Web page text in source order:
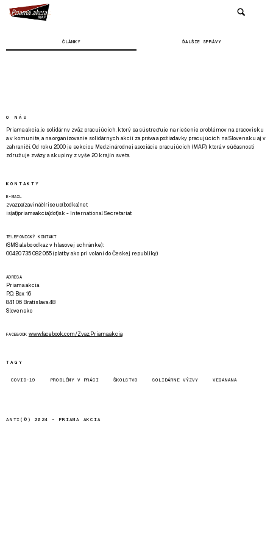
ČLÁNKY ĎALŠIE SPRÁVY
O NÁS
Priama akcia je solidárny zväz pracujúcich, ktorý sa sústreďuje na riešenie problémov na pracovisku
a v komunite, a na organizovanie solidárnych akcií za práva a požiadavky pracujúcich na Slovensku aj v
zahraničí. Od roku 2000 je sekciou Medzinárodnej asociácie pracujúcich (MAP), ktorá v súčasnosti
združuje zväzy a skupiny z vyše 20 krajín sveta.
KONTAKTY
E-MAIL
zvazpa(zavináč)riseup(bodka)net
is(at)priamaakcia(dot)sk - International Secretariat
TELEFONICKÝ KONTAKT
(SMS alebo odkaz v hlasovej schránke):
00420 735 082 065 (platby ako pri volaní do Českej republiky)
ADRESA
Priama akcia
P.O. Box 16
841 06 Bratislava 48
Slovensko
FACEBOOK www.facebook.com/Zvaz.Priama.akcia
TAGY
COVID-19 PROBLÉMY V PRÁCI ŠKOLSTVO SOLIDÁRNE VÝZVY VEGANANA
ANTI(©) 2024 - PRIAMA AKCIA